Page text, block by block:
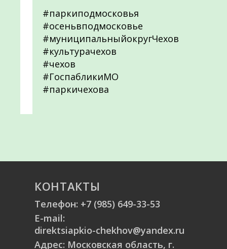
#паркиподмосковья
#осеньвподмосковье
#муниципальныйокругЧехов
#культурачехов
#чехов
#ГоспабликиМО
#паркичехова
КОНТАКТЫ
Телефон: +7 (985) 649-33-53
E-mail:
direktsiapkio-chekhov@yandex.ru
Адрес: Московская область, г.